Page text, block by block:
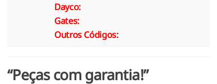
Dayco:
Gates:
Outros Códigos:
“Peças com garantia!”